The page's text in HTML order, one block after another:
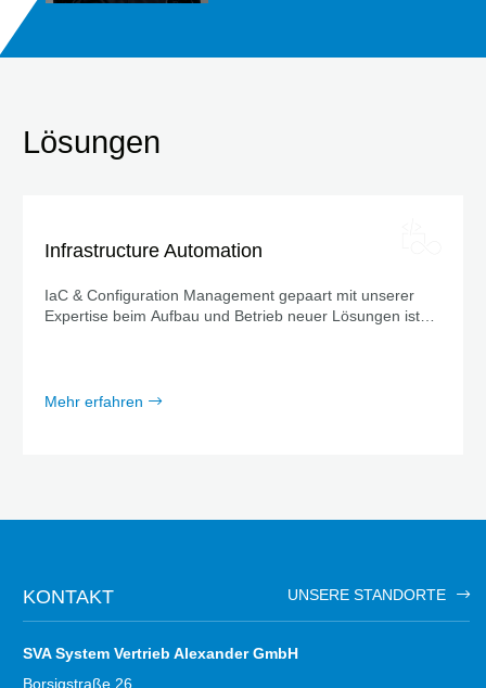
Lösungen
Infrastructure Automation
IaC & Configuration Management gepaart mit unserer
Expertise beim Aufbau und Betrieb neuer Lösungen ist
Mehr erfahren
KONTAKT UNSERE STANDORTE
SVA System Vertrieb Alexander GmbH
Borsigstraße 26